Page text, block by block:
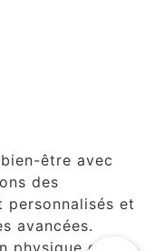
être avec
des
personnalisés et
avancées.
physique et